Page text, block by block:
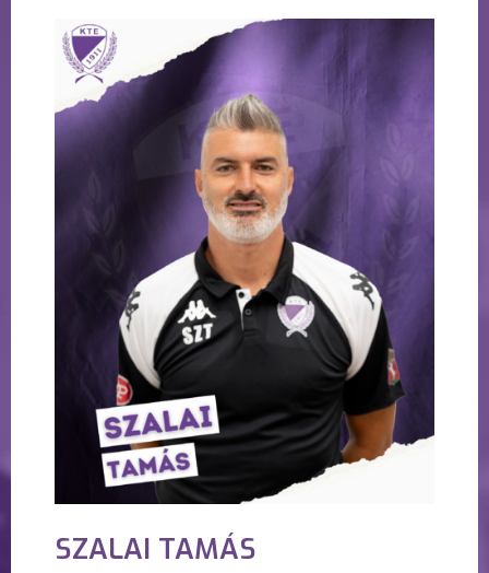
SZALAI TAMÁS